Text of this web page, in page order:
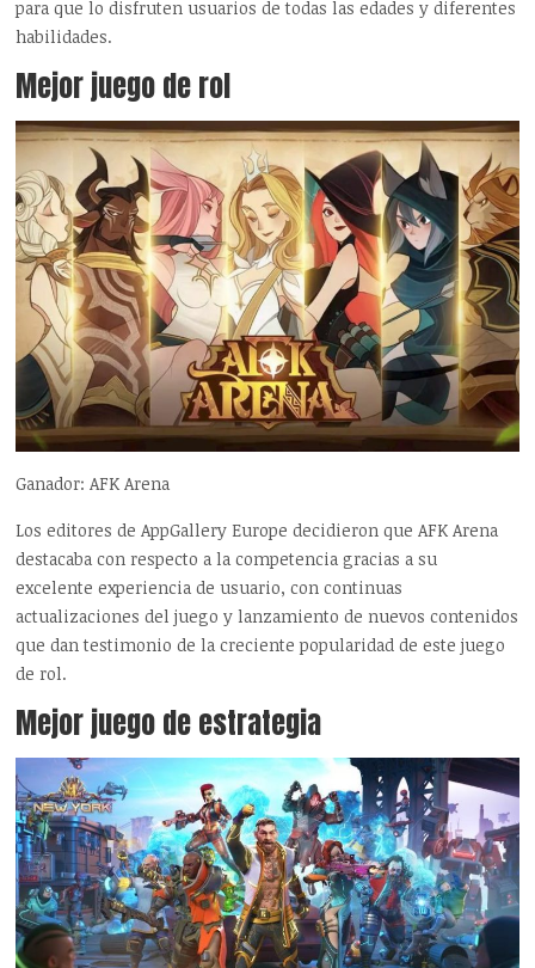
para que lo disfruten usuarios de todas las edades y diferentes
habilidades.
Mejor juego de rol
Ganador: AFK Arena
Los editores de AppGallery Europe decidieron que AFK Arena
destacaba con respecto a la competencia gracias a su
excelente experiencia de usuario, con continuas
actualizaciones del juego y lanzamiento de nuevos contenidos
que dan testimonio de la creciente popularidad de este juego
de rol.
Mejor juego de estrategia